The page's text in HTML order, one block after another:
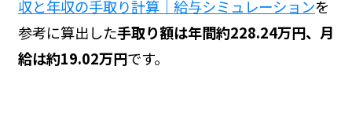
収と年収の手取り計算｜給与シミュレーションを
参考に算出した手取り額は年間約228.24万円、月
給は約19.02万円です。